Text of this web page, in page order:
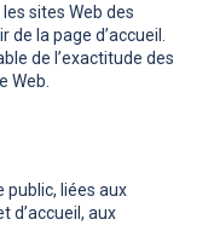
sites Web des
la page d’accueil.
de l’exactitude des
Web.
public, liées aux
d’accueil, aux